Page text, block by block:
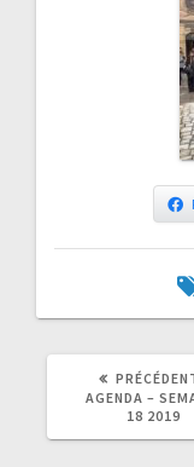
ARTICLE
PRÉCÉDENT
AGENDA –
18 2019
ARTICLE